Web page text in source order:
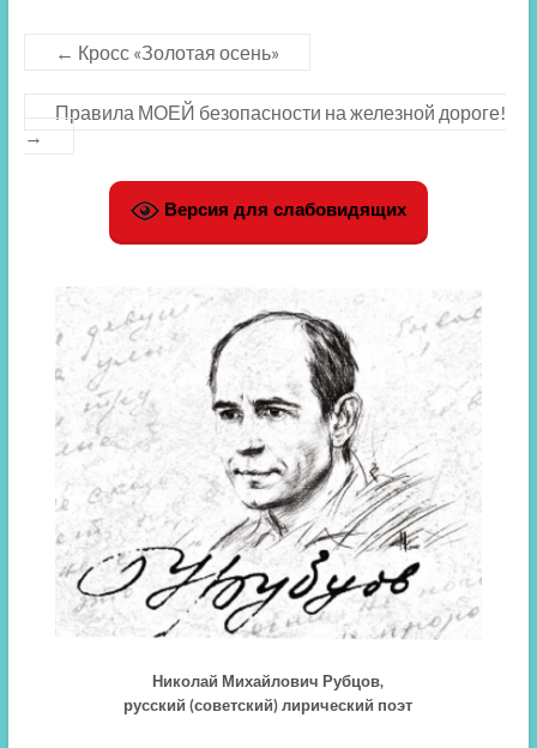
← Кросс «Золотая осень»
Правила МОЕЙ безопасности на железной дороге!
→
Версия для слабовидящих
Николай Михайлович Рубцов,
русский (советский) лирический поэт